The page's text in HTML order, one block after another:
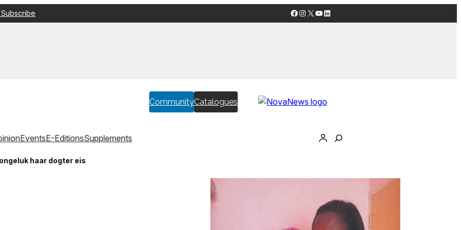
Facebook
Instagram
X YouTube
LinkedIn
CommunityCatalogues
EventsE-EditionsSupplements
haar dogter eis